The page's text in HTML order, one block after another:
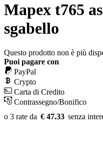
Mapex t765
sgabello
Questo prodotto non è più
Puoi pagare con
PayPal
Crypto
Carta di Credito
Contrassegno/Bonifico
€ 47.33